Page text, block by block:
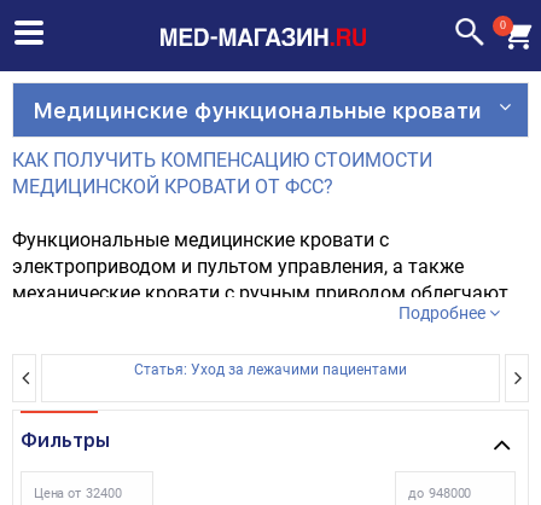
0
Медицинские функциональные кровати
КАК ПОЛУЧИТЬ КОМПЕНСАЦИЮ СТОИМОСТИ
МЕДИЦИНСКОЙ КРОВАТИ ОТ ФСС?
Функциональные медицинские кровати с
электроприводом и пультом управления, а также
механические кровати с ручным приводом облегчают
повседневную жизнь пациентам с ограниченными
пожилым. Такие кровати также предназначены для
людей, которые по причине болезни вынуждены
долгого времени.
Подробнее
Статья: Уход за лежачими пациентами
Фильтры
Цена от до